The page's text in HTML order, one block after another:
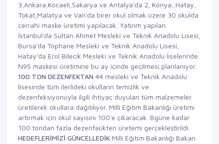
3,Ankara,Kocaeli,Sakarya ve Antalya'da 2, Konya, Hatay,
Tokat,Malatya ve Van'da birer okul olmak üzere 30 okulda
cerrahi maske üretimi yapılacak. Yatırım yapılan
İstanbul'da Sultan Ahmet Mesleki ve Teknik Anadolu Lisesi,
Bursa'da Tophane Mesleki ve Teknik Anadolu Lisesi,
Hatay'da Erol Bilecik Mesleki ve Teknik Anadolu liselerinde
N95 maskesi üretimine bu ay içinde geçilmesi planlanıyor.
100 TON DEZENFEKTAN 44 mesleki ve Teknik Anadolu
lisesinde tüm ilerlideki okulların temizlik ve
dezenfeksiyonuyla ilgili ihtiyaç duyulan tüm malzemeler
üretilerek okullara dağıtılıyor. Milli Eğitim Bakanlığı üretimi
artırmak için okul sayısını 100'e çıkaracak. Bgüne kadar
100 tondan fazla dezenfaükten üretemi gerçekleştirildi.
HEDEFLERİMİZİ GÜNCELLEDİK Milli Eğitim Bakanlığı Bakan